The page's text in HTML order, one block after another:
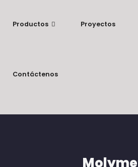
Productos Proyectos
Contáctenos